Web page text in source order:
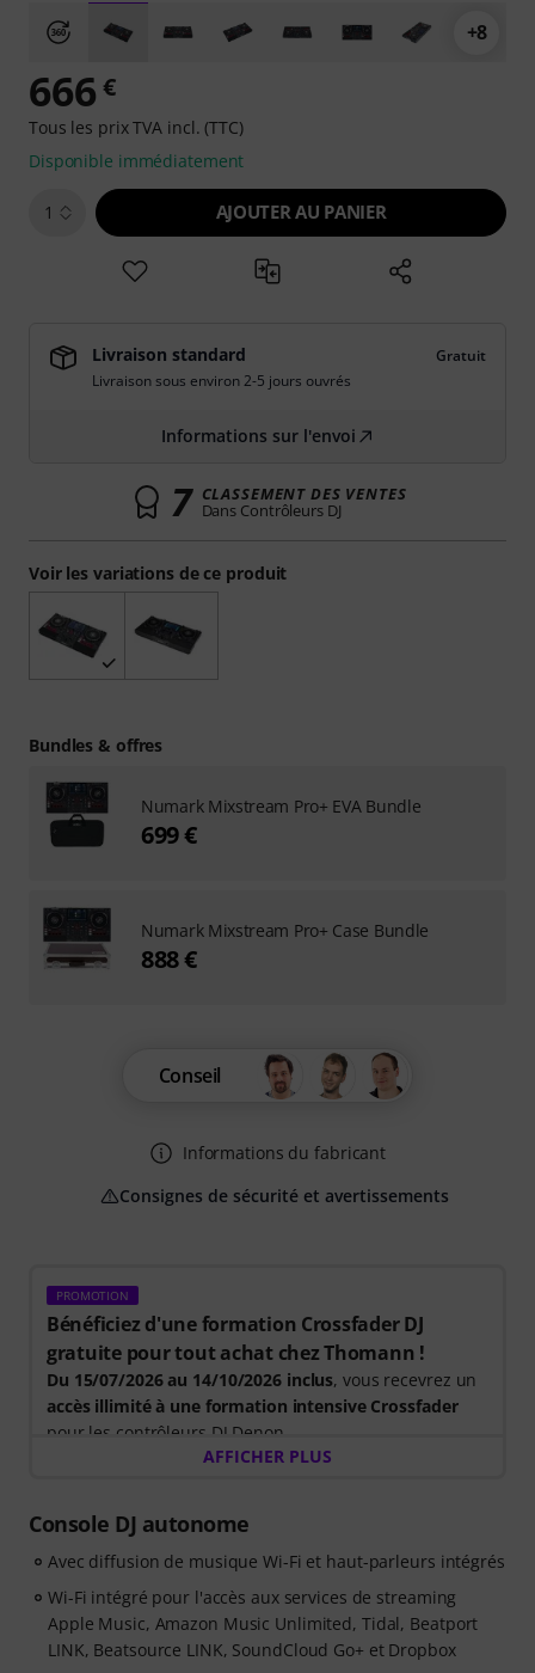
+8
PROMOTION
Bénéficiez d'une formation Crossfader DJ
gratuite pour tout achat chez Thomann !
Du 15/07/2026 au 14/10/2026 inclus, vous recevrez un
accès illimité à une formation intensive Crossfader
pour les contrôleurs DJ Denon.
- Formation d'experts : apprenez auprès de la
plateforme d'apprentissage DJ leader au niveau
mondial grâce à des vidéos étape par étape.
- Outils DJ : pack musical gratuit comprenant plus de
165 morceaux et un pack d’échantillons avec des clips
parfaitement adaptés à votre logiciel.
AFFICHER PLUS
Console DJ autonome
Avec diffusion de musique Wi-Fi et haut-parleurs intégrés
Wi-Fi intégré pour l'accès aux services de streaming
Apple Music, Amazon Music Unlimited, Tidal, Beatport
LINK, Beatsource LINK, SoundCloud Go+ et Dropbox
Voir les variations de ce produit
666 €
Tous les prix TVA incl. (TTC)
Disponible immédiatement
1 AJOUTER AU PANIER
Livraison standard
Gratuit
Livraison sous environ 2-5 jours ouvrés
Informations sur l'envoi
7 CLASSEMENT DES VENTES
Dans Contrôleurs DJ
Conseil
Informations du fabricant
Consignes de sécurité et avertissements
Bundles & offres
Numark Mixstream Pro+ EVA Bundle
699 €
Numark Mixstream Pro+ Case Bundle
888 €